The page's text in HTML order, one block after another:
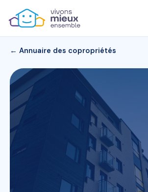
← Annuaire des copropriétés